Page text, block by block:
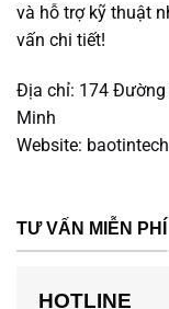
PIN/Battery
Kích thước
Trọng lượng
Loại ổ cứng
cứng
và hỗ trợ kỹ thuật
vấn chi tiết!
Địa chỉ: 174 Đường
Minh
Website:
TƯ VẤN MIỄN PHÍ
HOTLINE